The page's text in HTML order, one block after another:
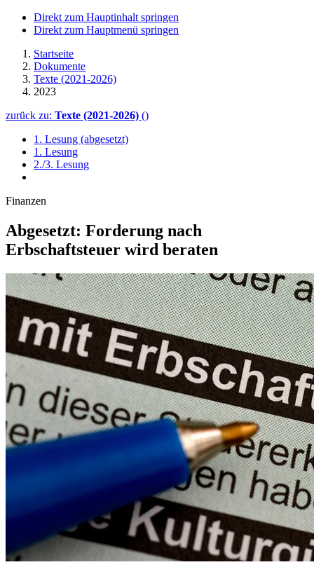
Direkt zum Hauptinhalt springen
Direkt zum Hauptmenü springen
Startseite
Dokumente
Texte (2021-2026)
2023
zurück zu: Texte (2021-2026) ()
1. Lesung (abgesetzt)
1. Lesung
2./3. Lesung
Finanzen
Abgesetzt: Forderung nach
Erbschaftsteuer wird beraten